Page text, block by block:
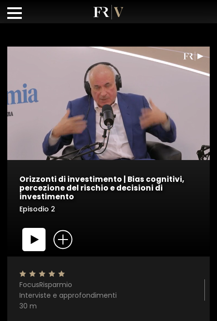
Orizzonti di investimento | Bias cognitivi,
percezione del rischio e decisioni di
investimento
Episodio 2
FocusRisparmio
Interviste e approfondimenti
30 m